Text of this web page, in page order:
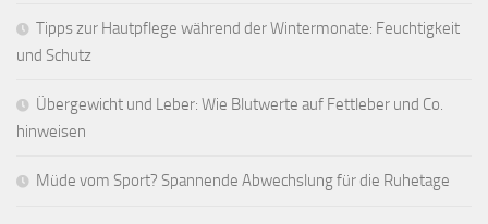
Tipps zur Hautpflege während der Wintermonate: Feuchtigkeit
und Schutz
Übergewicht und Leber: Wie Blutwerte auf Fettleber und Co.
hinweisen
Müde vom Sport? Spannende Abwechslung für die Ruhetage